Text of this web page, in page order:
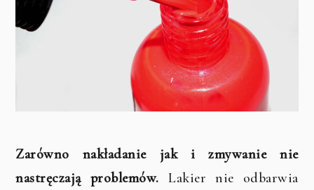
Zarówno nakładanie jak i zmywanie nie
nastręczają problemów. Lakier nie odbarwia